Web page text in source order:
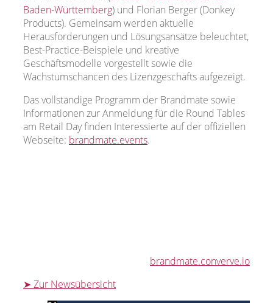
Baden-Württemberg) und Florian Berger (Donkey
Products). Gemeinsam werden aktuelle
Herausforderungen und Lösungsansätze beleuchtet,
Best-Practice-Beispiele und kreative
Geschäftsmodelle vorgestellt sowie die
Wachstumschancen des Lizenzgeschäfts aufgezeigt.
Das vollständige Programm der Brandmate sowie
Informationen zur Anmeldung für die Round Tables
am Retail Day finden Interessierte auf der offiziellen
Webseite: brandmate.events.
brandmate.converve.io
➤ Zur Newsübersicht